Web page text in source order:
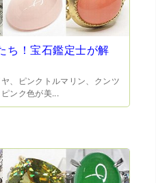
ル見積もりの時点で数千
が、こちらのメールでの見積
せて頂きました。 対応も丁
ち！宝石鑑定士が解
、ピンクトルマリン、クンツ
ンク色が美...